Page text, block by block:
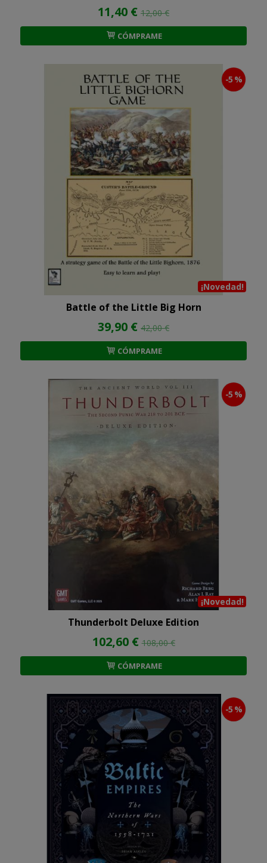
11,40 € 12,00 €
CÓMPRAME
¡Novedad!
-5 %
Battle of the Little Big Horn
39,90 € 42,00 €
CÓMPRAME
¡Novedad!
-5 %
Thunderbolt Deluxe Edition
102,60 €108,00 €
CÓMPRAME
-5 %